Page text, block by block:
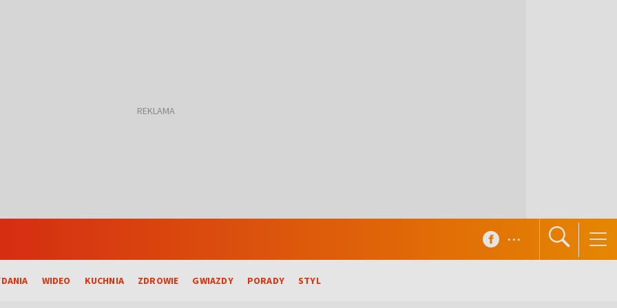
WIDEO KUCHNIA ZDROWIE GWIAZDY PORADY STYL
...